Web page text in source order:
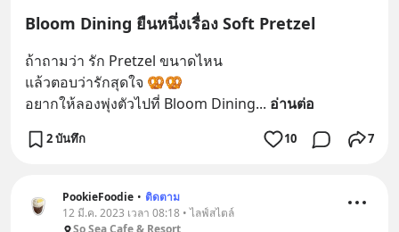
Bloom Dining ยืนหนึ่งเรื่อง Soft Pretzel
ถ้าถามว่า รัก Pretzel ขนาดไหน
แล้วตอบว่ารักสุดใจ 🥨🥨
อยากให้ลองพุ่งตัวไปที่ Bloom Dining... อ่านต่อ
2 บันทึก 10 7
PookieFoodie • ติดตาม
12 มี.ค. 2023 เวลา 08:18 • ไลฟ์สไตล์
So Sea Cafe & Resort